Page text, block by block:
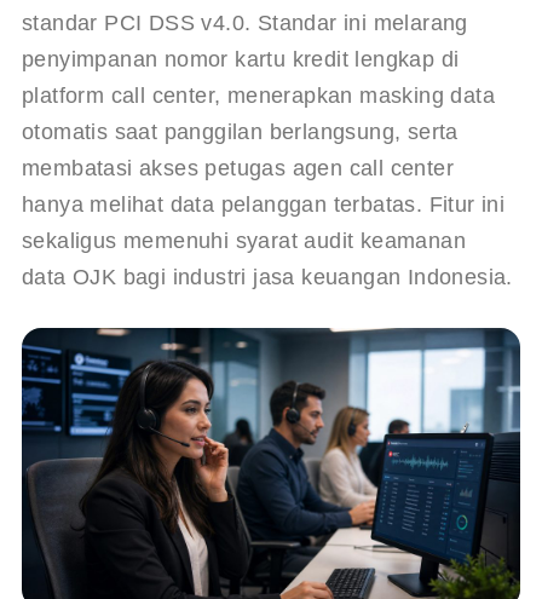
standar PCI DSS v4.0. Standar ini melarang
penyimpanan nomor kartu kredit lengkap di
platform call center, menerapkan masking data
otomatis saat panggilan berlangsung, serta
membatasi akses petugas agen call center
hanya melihat data pelanggan terbatas. Fitur ini
sekaligus memenuhi syarat audit keamanan
data OJK bagi industri jasa keuangan Indonesia.